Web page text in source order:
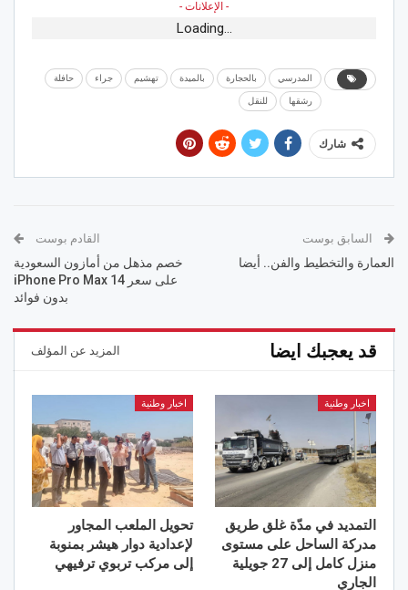
- الإعلانات -
Loading...
المدرسي بالحجارة بالميدة تهشيم جراء حافلة
رشقها للنقل
شارك
السابق بوست
العمارة والتخطيط والفن.. أيضا
القادم بوست
خصم مذهل من أمازون السعودية
على سعر iPhone Pro Max 14
بدون فوائد
قد يعجبك ايضا المزيد عن المؤلف
اخبار وطنية
التمديد في مدّة غلق طريق
مدركة الساحل على مستوى
منزل كامل إلى 27 جويلية
الجاري
اخبار وطنية
تحويل الملعب المجاور
لإعدادية دوار هيشر بمنوبة
إلى مركب تربوي ترفيهي